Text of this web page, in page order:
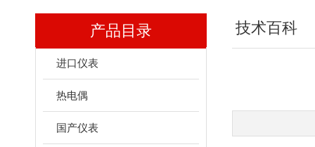
产品目录
进口仪表
热电偶
国产仪表
技术百科